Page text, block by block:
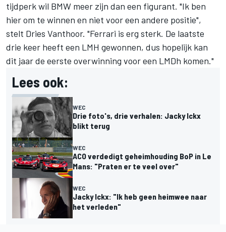
tijdperk wil BMW meer zijn dan een figurant. "Ik ben
hier om te winnen en niet voor een andere positie",
stelt Dries Vanthoor. "Ferrari is erg sterk. De laatste
drie keer heeft een LMH gewonnen, dus hopelijk kan
dit jaar de eerste overwinning voor een LMDh komen."
Lees ook:
WEC
Drie foto's, drie verhalen: Jacky Ickx
blikt terug
WEC
ACO verdedigt geheimhouding BoP in Le
Mans: "Praten er te veel over"
WEC
Jacky Ickx: "Ik heb geen heimwee naar
het verleden"